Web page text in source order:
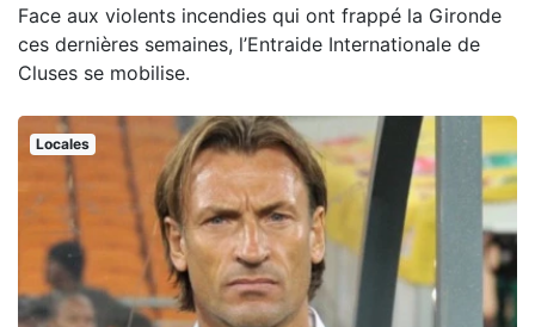
Face aux violents incendies qui ont frappé la Gironde
ces dernières semaines, l’Entraide Internationale de
Cluses se mobilise.
Locales